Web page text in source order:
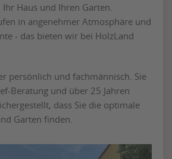
Haus und Ihren Garten.
in angenehmer Atmosphäre und
- das bieten wir bei HolzLand
persönlich und fachmännisch. Sie
Beratung und über 25 Jahren
dass Sie die optimale
Garten finden.